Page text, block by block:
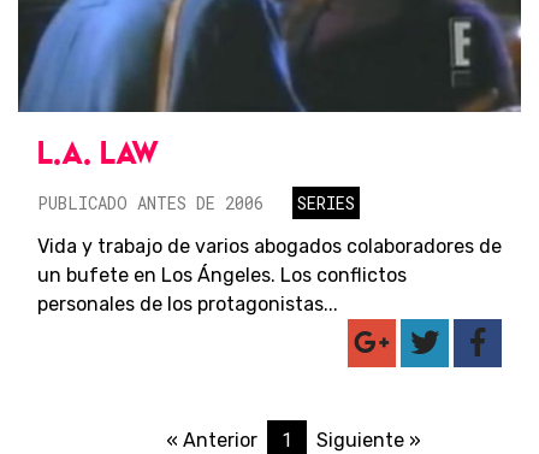
L.A. LAW
PUBLICADO ANTES DE 2006
SERIES
Vida y trabajo de varios abogados colaboradores de
un bufete en Los Ángeles. Los conflictos
personales de los protagonistas...
« Anterior 1 Siguiente »